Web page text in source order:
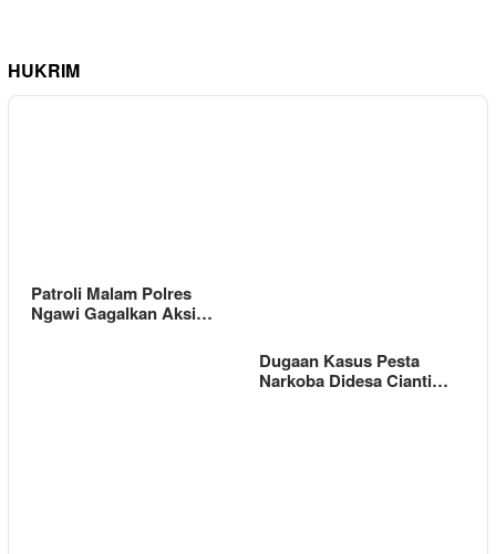
HUKRIM
Patroli Malam Polres
Ngawi Gagalkan Aksi…
Dugaan Kasus Pesta
Narkoba Didesa Cianti…